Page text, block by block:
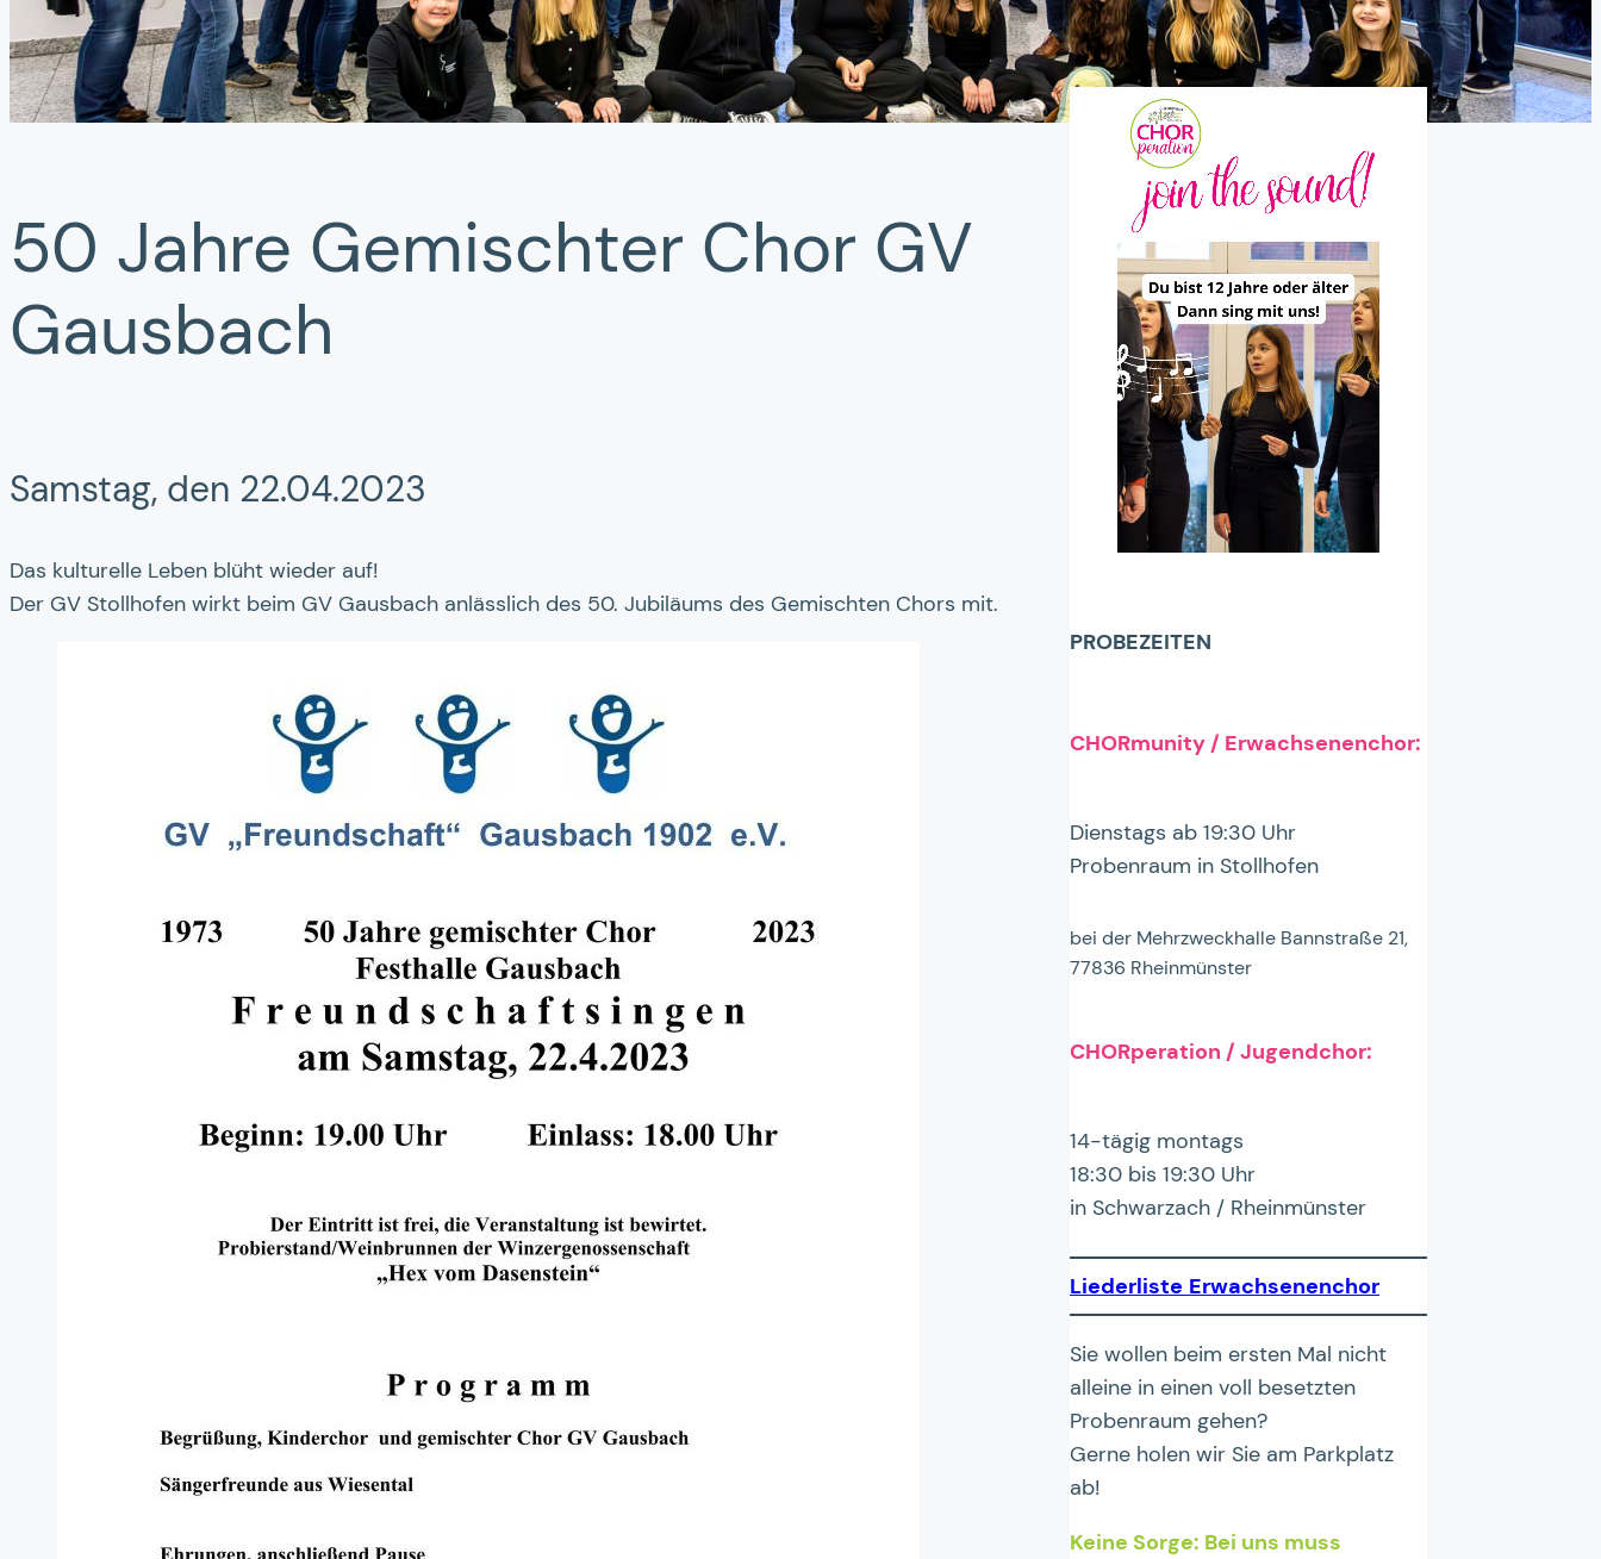
50 Jahre Gemischter Chor GV
Gausbach
Samstag, den 22.04.2023
Das kulturelle Leben blüht wieder auf!
Der GV Stollhofen wirkt beim GV Gausbach anlässlich des 50. Jubiläums des Gemischten Chors mit.
PROBEZEITEN
CHORmunity / Erwachsenenchor:
Dienstags ab 19:30 Uhr
Probenraum in Stollhofen
bei der Mehrzweckhalle Bannstraße 21,
77836 Rheinmünster
CHORperation / Jugendchor:
14-tägig montags
18:30 bis 19:30 Uhr
in Schwarzach / Rheinmünster
Liederliste Erwachsenenchor
Sie wollen beim ersten Mal nicht
alleine in einen voll besetzten
Probenraum gehen?
Gerne holen wir Sie am Parkplatz
ab!
Keine Sorge: Bei uns muss